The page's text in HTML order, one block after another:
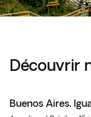
Découvrir
Best seller
Buenos Aires,